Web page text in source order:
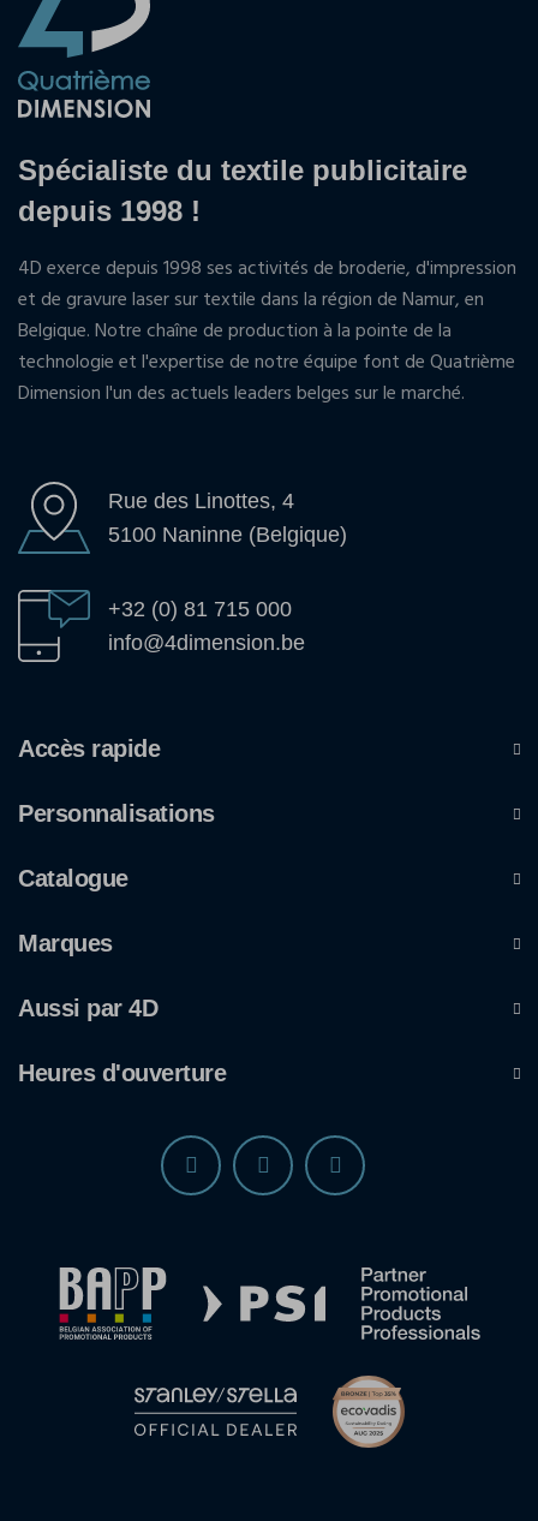
Spécialiste du textile publicitaire
depuis 1998 !
4D exerce depuis 1998 ses activités de broderie, d'impression
et de gravure laser sur textile dans la région de Namur, en
Belgique. Notre chaîne de production à la pointe de la
technologie et l'expertise de notre équipe font de Quatrième
Dimension l'un des actuels leaders belges sur le marché.
Rue des Linottes, 4
5100 Naninne (Belgique)
+32 (0) 81 715 000
info@4dimension.be
Accès rapide
Personnalisations
Catalogue
Marques
Aussi par 4D
Heures d'ouverture